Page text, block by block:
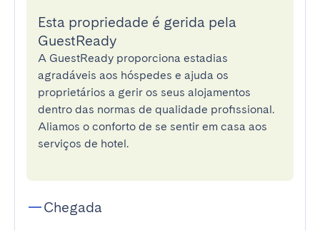
Esta propriedade é gerida pela
GuestReady
A GuestReady proporciona estadias
agradáveis aos hóspedes e ajuda os
proprietários a gerir os seus alojamentos
dentro das normas de qualidade profissional.
Aliamos o conforto de se sentir em casa aos
serviços de hotel.
Chegada